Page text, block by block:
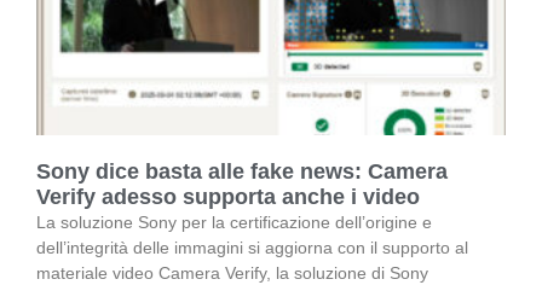
Sony dice basta alle fake news: Camera
Verify adesso supporta anche i video
La soluzione Sony per la certificazione dell’origine e
dell’integrità delle immagini si aggiorna con il supporto al
materiale video Camera Verify, la soluzione di Sony